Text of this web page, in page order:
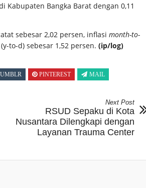
Kabupaten Bangka Barat dengan 0,11
sebesar 2,02 persen, inflasi month-to-
(y-to-d) sebesar 1,52 persen. (ip/log)
PINTEREST MAIL
Next Post
RSUD Sepaku di Kota
Nusantara Dilengkapi dengan
Layanan Trauma Center